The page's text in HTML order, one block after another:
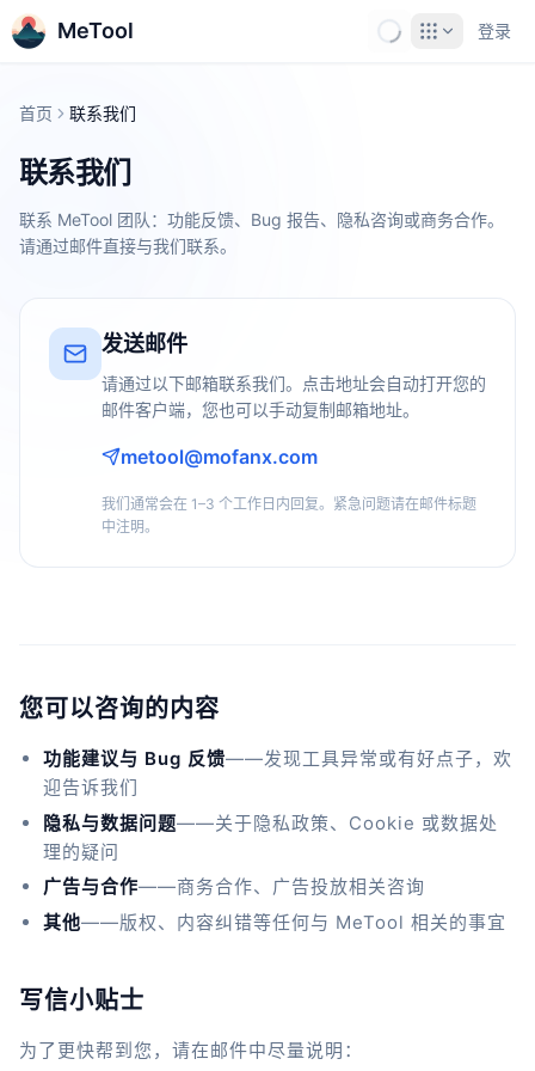
MeTool 登录
首页 联系我们
联系我们
联系 MeTool 团队：功能反馈、Bug 报告、隐私咨询或商务合作。
请通过邮件直接与我们联系。
发送邮件
请通过以下邮箱联系我们。点击地址会自动打开您的
邮件客户端，您也可以手动复制邮箱地址。
metool@mofanx.com
我们通常会在 1–3 个工作日内回复。紧急问题请在邮件标题
中注明。
您可以咨询的内容
功能建议与 Bug 反馈——发现工具异常或有好点子，欢
迎告诉我们
隐私与数据问题——关于隐私政策、Cookie 或数据处
理的疑问
广告与合作——商务合作、广告投放相关咨询
其他——版权、内容纠错等任何与 MeTool 相关的事宜
写信小贴士
为了更快帮到您，请在邮件中尽量说明：